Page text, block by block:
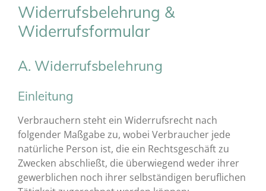
Widerrufsbelehrung &
Widerrufsformular
A. Widerrufsbelehrung
Einleitung
Verbrauchern steht ein Widerrufsrecht nach
folgender Maßgabe zu, wobei Verbraucher jede
natürliche Person ist, die ein Rechtsgeschäft zu
Zwecken abschließt, die überwiegend weder ihrer
gewerblichen noch ihrer selbständigen beruflichen